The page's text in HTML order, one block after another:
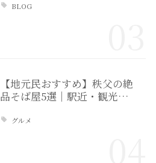
BLOG
【地元民おすすめ】秩父の絶
品そば屋5選｜駅近・観光…
グルメ